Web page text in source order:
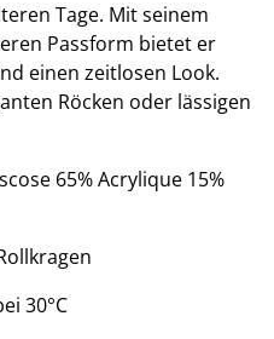
Tage. Mit seinem
Passform bietet er
einen zeitlosen Look.
Röcken oder lässigen
65% Acrylique 15%
30°C